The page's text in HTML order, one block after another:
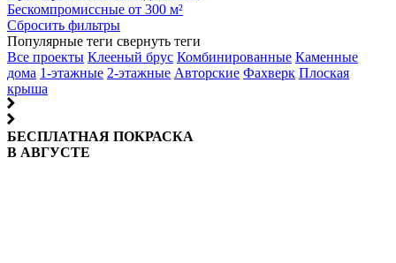
Бескомпромиссные от 300 м²
Сбросить фильтры
Популярные теги свернуть теги
Все проекты Клееный брус Комбинированные Каменные
дома 1-этажные 2-этажные Авторские Фахверк Плоская
крыша
БЕСПЛАТНАЯ ПОКРАСКА
В АВГУСТЕ